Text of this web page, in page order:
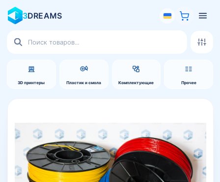
3DREAMS
3D принтеры Пластик и смола Комплектующие Прочее
товаров